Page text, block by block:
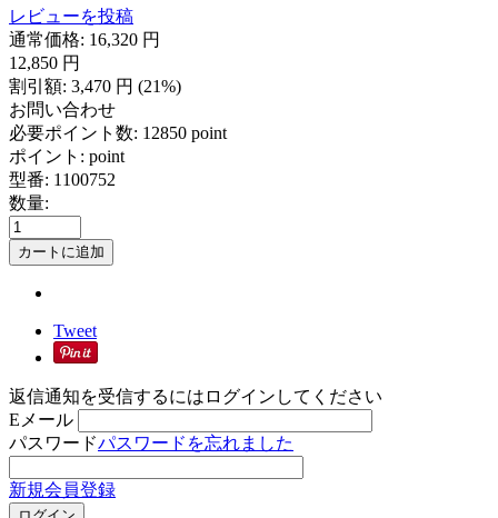
レビューを投稿
通常価格: 16,320 円
12,850 円
割引額: 3,470 円 (21%)
お問い合わせ
必要ポイント数: 12850 point
ポイント: point
型番: 1100752
数量:
カートに追加
Tweet
返信通知を受信するにはログインしてください
Eメール
パスワードパスワードを忘れました
新規会員登録